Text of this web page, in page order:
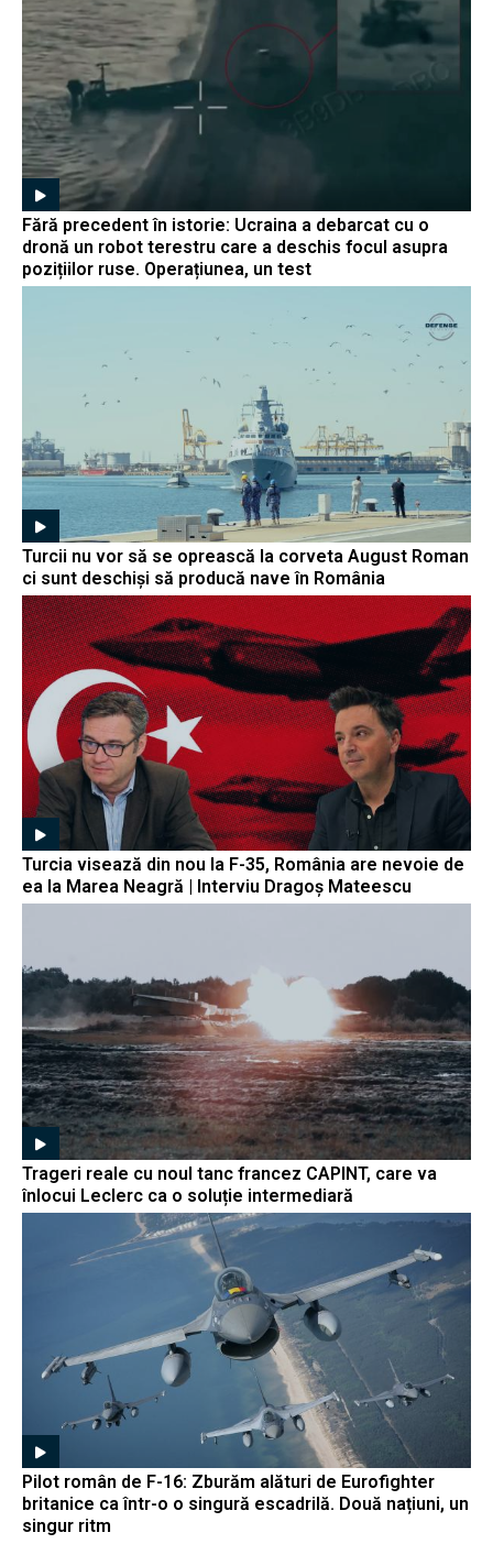
Fără precedent în istorie: Ucraina a debarcat cu o
dronă un robot terestru care a deschis focul asupra
pozițiilor ruse. Operațiunea, un test
Turcii nu vor să se oprească la corveta August Roman
ci sunt deschiși să producă nave în România
Turcia visează din nou la F-35, România are nevoie de
ea la Marea Neagră | Interviu Dragoș Mateescu
Trageri reale cu noul tanc francez CAPINT, care va
înlocui Leclerc ca o soluție intermediară
Pilot român de F-16: Zburăm alături de Eurofighter
britanice ca într-o o singură escadrilă. Două națiuni, un
singur ritm